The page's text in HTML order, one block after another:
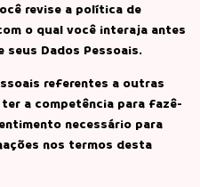
revise a política de
o qual você interaja antes
Dados Pessoais.
referentes a outras
a competência para fazê-
necessário para
nos termos desta